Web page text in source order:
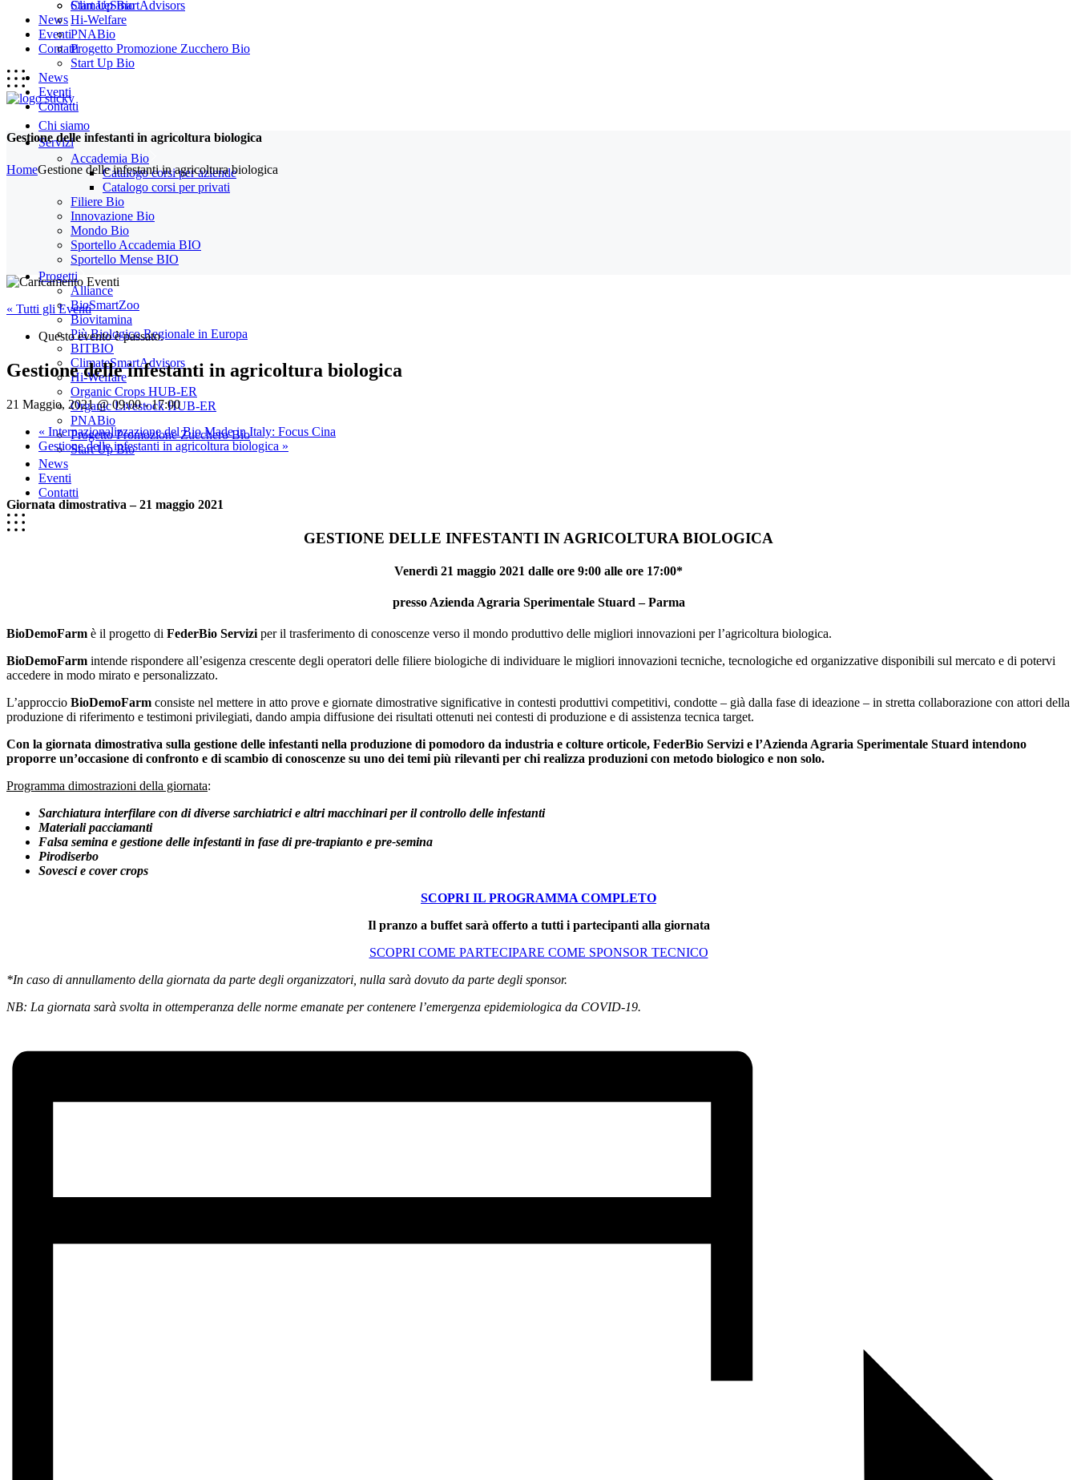
Start Up Bio
News
Eventi
Contatti
Chi siamo
Servizi
Accademia Bio
Catalogo corsi per aziende
Catalogo corsi per privati
Filiere Bio
Innovazione Bio
Mondo Bio
Sportello Accademia BIO
Sportello Mense BIO
Progetti
Alliance
BioSmartZoo
Biovitamina
Più Biologico Regionale in Europa
BITBIO
ClimateSmartAdvisors
Hi-Welfare
Organic Crops HUB-ER
Organic Livestock HUB-ER
PNABio
Progetto Promozione Zucchero Bio
Start Up Bio
News
Eventi
Contatti
ClimateSmartAdvisors
Hi-Welfare
PNABio
Progetto Promozione Zucchero Bio
Start Up Bio
News
Eventi
Contatti
Gestione delle infestanti in agricoltura biologica
HomeGestione delle infestanti in agricoltura biologica
« Tutti gli Eventi
Questo evento è passato.
Gestione delle infestanti in agricoltura biologica
21 Maggio, 2021 @ 09:00-17:00
« Internazionalizzazione del Bio Made in Italy: Focus Cina
Gestione delle infestanti in agricoltura biologica »
Giornata dimostrativa – 21 maggio 2021
GESTIONE DELLE INFESTANTI IN AGRICOLTURA BIOLOGICA
Venerdì 21 maggio 2021 dalle ore 9:00 alle ore 17:00*
pressoAzienda Agraria Sperimentale Stuard – Parma
BioDemoFarm è il progetto di FederBio Serviziper il trasferimento di conoscenze verso il mondo produttivo delle migliori innovazioni per l’agricoltura biologica.
BioDemoFarm intende rispondere all’esigenza crescente degli operatori delle filiere biologiche di individuare le migliori innovazioni tecniche, tecnologiche ed organizzative disponibili sul mercato e di potervi
accedere in modo mirato e personalizzato.
L’approccio BioDemoFarm consiste nel mettere in atto prove e giornate dimostrative significative in contesti produttivi competitivi, condotte – già dalla fase di ideazione – in stretta collaborazione con attori della
produzione di riferimento e testimoni privilegiati, dando ampia diffusione dei risultati ottenuti nei contesti di produzione e di assistenza tecnica target.
Con la giornata dimostrativa sulla gestione delle infestanti nella produzione di pomodoro da industria e colture orticole, FederBio Servizi e l’Azienda Agraria Sperimentale Stuard intendono
proporre un’occasione di confronto e di scambio di conoscenze su uno dei temi più rilevanti per chi realizza produzioni con metodo biologico e non solo.
Programma dimostrazioni della giornata:
Sarchiatura interfilare con di diverse sarchiatrici e altri macchinari per il controllo delle infestanti
Materiali pacciamanti
Falsa semina e gestione delle infestanti in fase di pre-trapianto e pre-semina
Pirodiserbo
Sovesci e cover crops
SCOPRI IL PROGRAMMA COMPLETO
Il pranzo a buffet sarà offerto a tutti i partecipanti alla giornata
SCOPRI COME PARTECIPARE COME SPONSOR TECNICO
*In caso di annullamento della giornata da parte degli organizzatori, nulla sarà dovuto da parte degli sponsor.
NB: La giornata sarà svolta in ottemperanza delle norme emanate per contenere l’emergenza epidemiologica da COVID-19.